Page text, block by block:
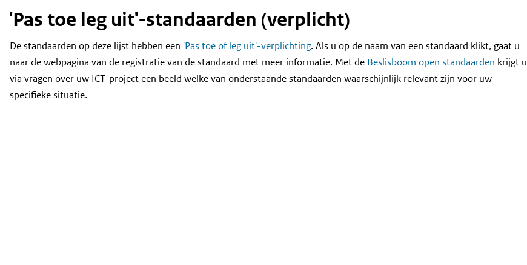
'Pas toe leg uit'-standaarden (verplicht)
Content
De standaarden op deze lijst hebben een 'Pas toe of leg uit'-verplichting. Als u op de naam van een standaard klikt, gaat u
naar de webpagina van de registratie van de standaard met meer informatie. Met de Beslisboom open standaarden krijgt u
via vragen over uw ICT-project een beeld welke van onderstaande standaarden waarschijnlijk relevant zijn voor uw
specifieke situatie.